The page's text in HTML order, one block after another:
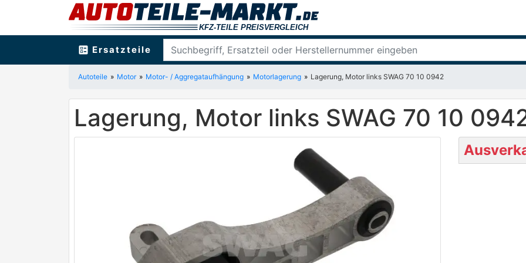
ballot Ersatzteile
Autoteile Motor Motor- / Aggregataufhängung Motorlagerung Lagerung, Motor links SWAG 70 10 0942
Lagerung, Motor links SWAG 70 10